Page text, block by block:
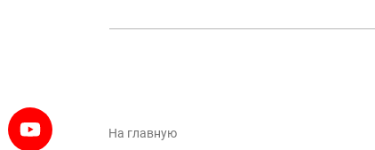
На главную